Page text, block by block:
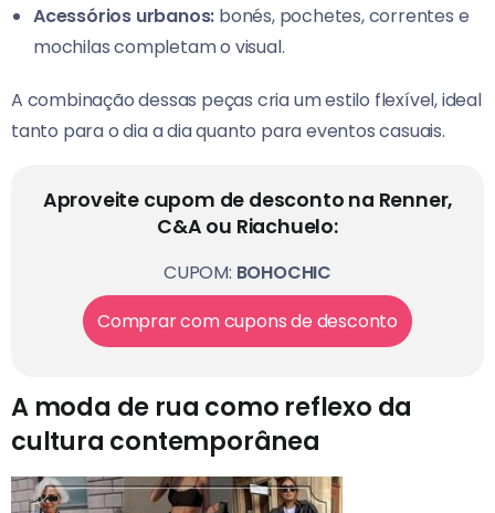
Acessórios urbanos: bonés, pochetes, correntes e
mochilas completam o visual.
A combinação dessas peças cria um estilo flexível, ideal
tanto para o dia a dia quanto para eventos casuais.
Aproveite cupom de desconto na Renner,
C&A ou Riachuelo:
CUPOM: BOHOCHIC
Comprar com cupons de desconto
A moda de rua como reflexo da
cultura contemporânea